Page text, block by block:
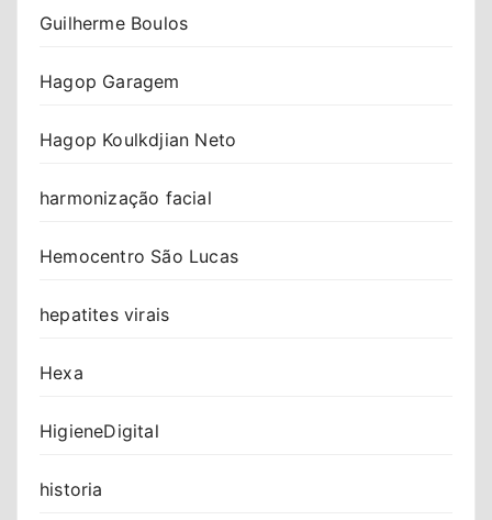
Guilherme Boulos
Hagop Garagem
Hagop Koulkdjian Neto
harmonização facial
Hemocentro São Lucas
hepatites virais
Hexa
HigieneDigital
historia